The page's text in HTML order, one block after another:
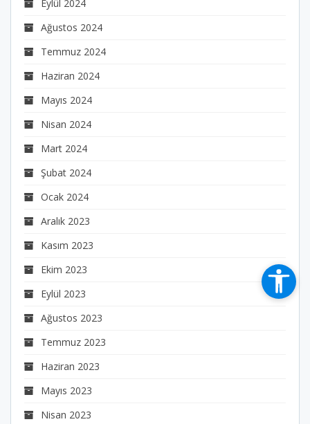
Eylül 2024
Ağustos 2024
Temmuz 2024
Haziran 2024
Mayıs 2024
Nisan 2024
Mart 2024
Şubat 2024
Ocak 2024
Aralık 2023
Kasım 2023
Ekim 2023
Eylül 2023
Ağustos 2023
Temmuz 2023
Haziran 2023
Mayıs 2023
Nisan 2023